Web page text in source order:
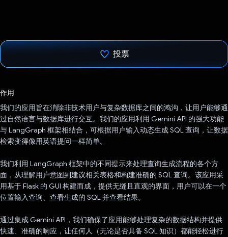
投票
作用
我们的应用旨在消除非技术用户与复杂数据库之间的鸿沟，让用户能够通
过自然语言与数据库进行交互。我们的应用利用 Gemini API 的强大功能
与 LangGraph 框架相结合，可根据用户输入动态生成 SQL 查询，让数据
检索变得像用英语提问一样简单。
我们利用 LangGraph 框架中的不同提示来处理查询生成流程的各个方
面，从理解用户意图到建议相关表格和构建准确的 SQL 查询。该应用采
用基于 Flask 的 GUI 构建而成，提供无缝且直观的界面，用户可以在一个
位置输入查询、查看生成的 SQL 并查看结果。
通过集成 Gemini API，我们确保了应用能够处理复杂的数据结构并提供
快速、准确的响应，让任何人（无论是否具备 SQL 知识）都能轻松进行